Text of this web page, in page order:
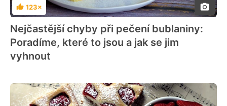
Hodnocení
123×
Nejčastější chyby při pečení bublaniny:
Poradíme, které to jsou a jak se jim
vyhnout